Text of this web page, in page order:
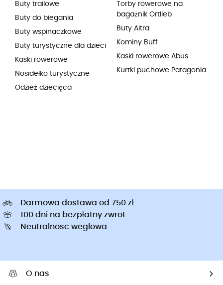
Buty trailowe
Buty do biegania
Buty wspinaczkowe
Buty turystyczne dla dzieci
Kaski rowerowe
Nosidełko turystyczne
Odzież dziecięca
Torby rowerowe na
bagażnik Ortlieb
Buty Altra
Kominy Buff
Kaski rowerowe Abus
Kurtki puchowe Patagonia
Darmowa dostawa od 750 zł
100 dni na bezpłatny zwrot
Neutralnosc weglowa
O nas